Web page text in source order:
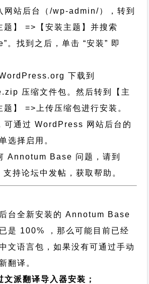
网站后台（/wp-admin/），转到
题】 =>【安装主题】并搜索
。找到之后，单击 “安装” 即
下载到
压缩文件包。然后转到【主
】 =>上传压缩包进行安装。
可通过 WordPress 网站后台的
选择启用。
Annotum Base 问题，请到
持论坛中发帖，获取帮助。
台全新安装的 Annotum Base
是 100% ，那么可能目前已经
文语言包，如果没有可通过手动
翻译。
派翻译导入器安装；